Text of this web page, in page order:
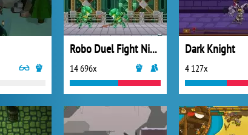
Robo Duel Fight Ninja 2
14 696x
Dark Knight
4 127x